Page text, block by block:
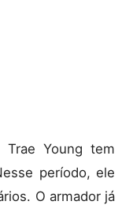
Young tem
período, ele
O armador já